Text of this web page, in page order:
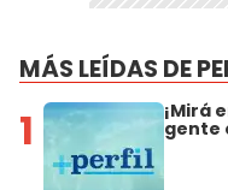
MÁS LEÍDAS DE
1 ¡Mirá
gente